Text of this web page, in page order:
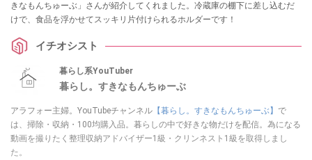
きなもんちゅーぶ」さんが紹介してくれました。冷蔵庫の棚下に差し込むだ
けで、食品を浮かせてスッキリ片付けられるホルダーです！
イチオシスト
暮らし系YouTuber
暮らし。すきなもんちゅーぶ
アラフォー主婦。YouTubeチャンネル 【暮らし。すきなもんちゅーぶ】 で
は、掃除・収納・100均購入品。暮らしの中で好きな物だけを配信。為になる
動画を撮りたく整理収納アドバイザー1級・クリンネスト1級を取得しまし
た。